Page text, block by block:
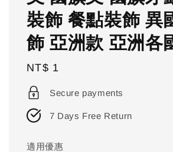
裝飾 餐點裝飾 異
飾 亞洲款 亞洲各
Regular
price
NT$ 1
Secure payments
7 Days Free Return
適用優惠